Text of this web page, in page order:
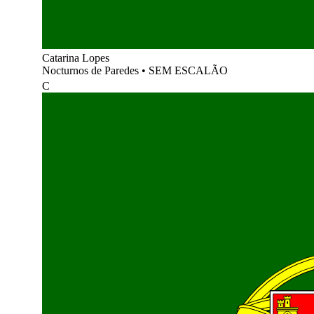
Catarina Lopes
Nocturnos de Paredes • SEM ESCALÃO
C